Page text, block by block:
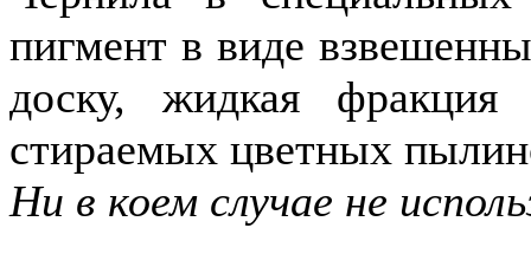
пигмент в виде
доску, жидкая
стираемых цветных
Ни в коем случае не